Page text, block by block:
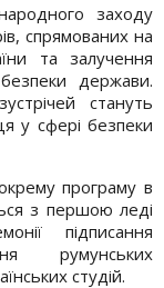
заходу
спрямованих на
та залучення
держави.
стануть
у сфері безпеки
програму в
з першою леді
підписання
румунських
студій.